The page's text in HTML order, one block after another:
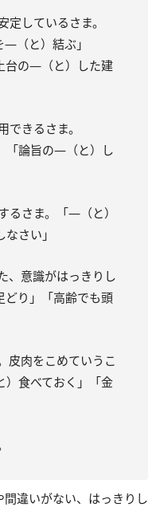
定しているさま。
（と）結ぶ」
台の―（と）した建
できるさま。
「論旨の―（と）し
るさま。「―（と）
さい」
、意識がはっきりし
り」「高齢でも頭
皮肉をこめていうこ
食べておく」「金
違いがない、はっきりし